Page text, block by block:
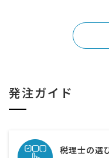
発注ガイド
税理士の選